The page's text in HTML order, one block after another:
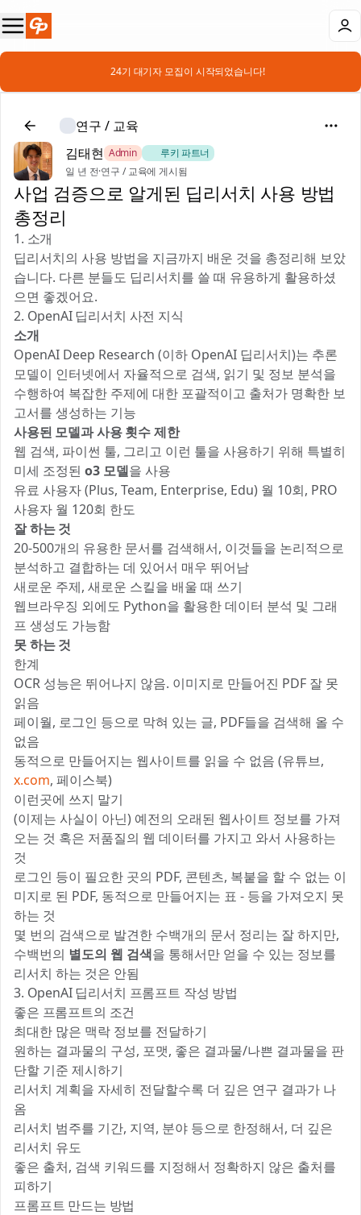
📣 24기 대기자 모집이 시작되었습니다!
연구 / 교육
김태현 Admin
🎻 루키 파트너
일 년 전·연구 / 교육에 게시됨
사업 검증으로 알게된 딥리서치 사용 방법
총정리
1. 소개
딥리서치의 사용 방법을 지금까지 배운 것을 총정리해 보았
습니다. 다른 분들도 딥리서치를 쓸 때 유용하게 활용하셨
으면 좋겠어요.
2. OpenAI 딥리서치 사전 지식
소개
OpenAI Deep Research (이하 OpenAI 딥리서치)는 추론
모델이 인터넷에서 자율적으로 검색, 읽기 및 정보 분석을
수행하여 복잡한 주제에 대한 포괄적이고 출처가 명확한 보
고서를 생성하는 기능
사용된 모델과 사용 횟수 제한
웹 검색, 파이썬 툴, 그리고 이런 툴을 사용하기 위해 특별히
미세 조정된 o3 모델을 사용
유료 사용자 (Plus, Team, Enterprise, Edu) 월 10회, PRO
사용자 월 120회 한도
잘 하는 것
20-500개의 유용한 문서를 검색해서, 이것들을 논리적으로
분석하고 결합하는 데 있어서 매우 뛰어남
새로운 주제, 새로운 스킬을 배울 때 쓰기
웹브라우징 외에도 Python을 활용한 데이터 분석 및 그래
프 생성도 가능함
못 하는 것
한계
OCR 성능은 뛰어나지 않음. 이미지로 만들어진 PDF 잘 못
읽음
페이월, 로그인 등으로 막혀 있는 글, PDF들을 검색해 올 수
없음
동적으로 만들어지는 웹사이트를 읽을 수 없음 (유튜브,
x.com, 페이스북)
이런곳에 쓰지 말기
(이제는 사실이 아닌) 예전의 오래된 웹사이트 정보를 가져
오는 것 혹은 저품질의 웹 데이터를 가지고 와서 사용하는
것
로그인 등이 필요한 곳의 PDF, 콘텐츠, 복붙을 할 수 없는 이
미지로 된 PDF, 동적으로 만들어지는 표 - 등을 가져오지 못
하는 것
몇 번의 검색으로 발견한 수백개의 문서 정리는 잘 하지만,
수백번의 별도의 웹 검색을 통해서만 얻을 수 있는 정보를
리서치 하는 것은 안됨
3. OpenAI 딥리서치 프롬프트 작성 방법
좋은 프롬프트의 조건
최대한 많은 맥락 정보를 전달하기
원하는 결과물의 구성, 포맷, 좋은 결과물/나쁜 결과물을 판
단할 기준 제시하기
리서치 계획을 자세히 전달할수록 더 깊은 연구 결과가 나
옴
리서치 범주를 기간, 지역, 분야 등으로 한정해서, 더 깊은
리서치 유도
좋은 출처, 검색 키워드를 지정해서 정확하지 않은 출처를
피하기
프롬프트 만드는 방법